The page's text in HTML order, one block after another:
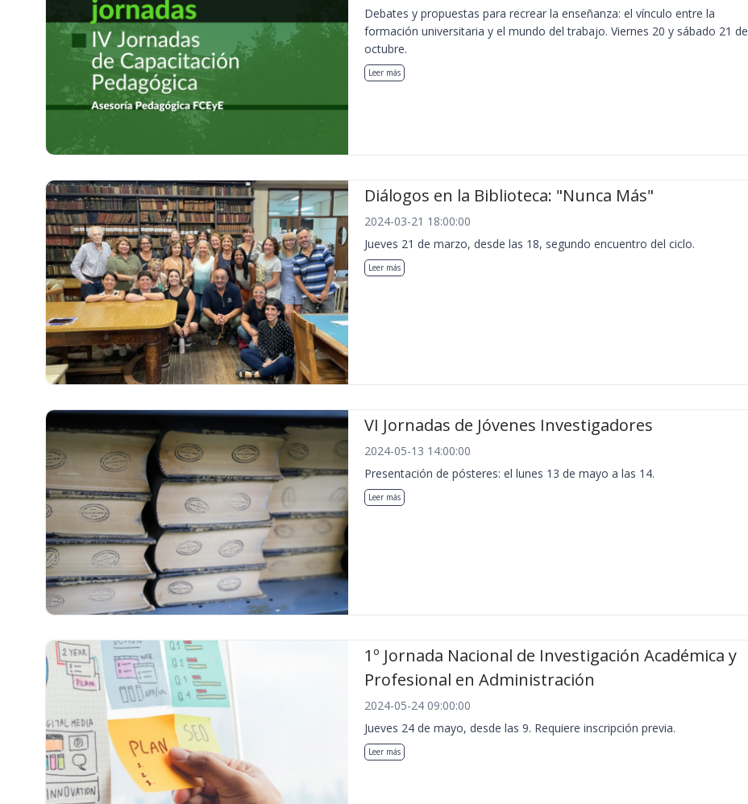
Debates y propuestas para recrear la enseñanza: el vínculo entre la
formación universitaria y el mundo del trabajo. Viernes 20 y sábado 21 de
octubre.
Leer más
Diálogos en la Biblioteca: "Nunca Más"
2024-03-21 18:00:00
Jueves 21 de marzo, desde las 18, segundo encuentro del ciclo.
Leer más
VI Jornadas de Jóvenes Investigadores
2024-05-13 14:00:00
Presentación de pósteres: el lunes 13 de mayo a las 14.
Leer más
1º Jornada Nacional de Investigación Académica y
Profesional en Administración
2024-05-24 09:00:00
Jueves 24 de mayo, desde las 9. Requiere inscripción previa.
Leer más